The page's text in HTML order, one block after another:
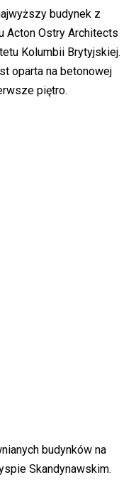
budynek z
Acton Ostry Architects
Kolumbii Brytyjskiej.
oparta na betonowej
piętro.
budynków na
Skandynawskim.